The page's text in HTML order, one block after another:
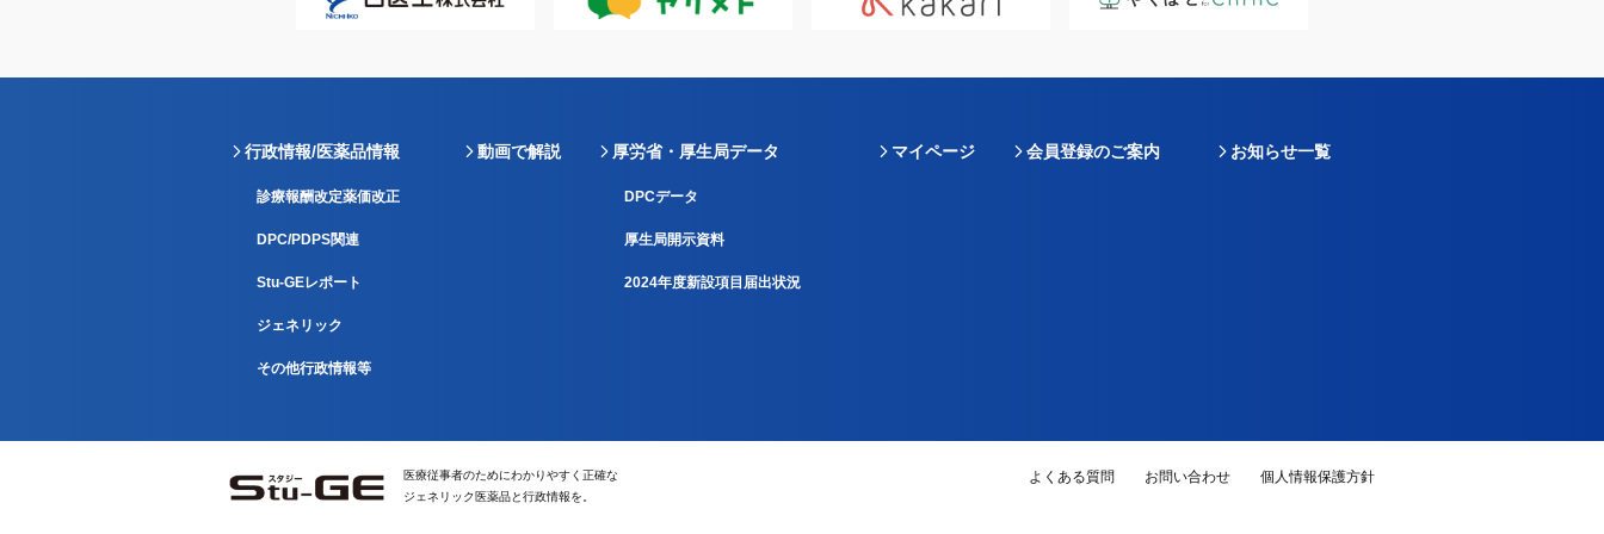
行政情報/医薬品情報
診療報酬改定薬価改正
DPC/PDPS関連
Stu-GEレポート
ジェネリック
その他行政情報等
動画で解説 厚労省・厚生局データ
DPCデータ
厚生局開示資料
2024年度新設項目届出状況
マイページ 会員登録のご案内 お知らせ一覧
よくある質問 お問い合わせ 個人情報保護方針
医療従事者のためにわかりやすく正確な
ジェネリック医薬品と行政情報を。